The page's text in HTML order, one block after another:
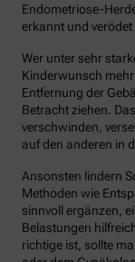
Endometriose-
erkannt und verödet
Wer unter sehr
Kinderwunsch
Entfernung der
Betracht ziehen.
verschwinden,
auf den anderen in
Ansonsten lindern
Methoden wie
sinnvoll ergänzen,
Belastungen
richtige ist, sollte